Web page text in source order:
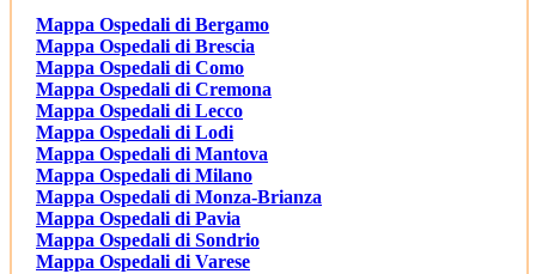
Mappa Ospedali di Bergamo
Mappa Ospedali di Brescia
Mappa Ospedali di Como
Mappa Ospedali di Cremona
Mappa Ospedali di Lecco
Mappa Ospedali di Lodi
Mappa Ospedali di Mantova
Mappa Ospedali di Milano
Mappa Ospedali di Monza-Brianza
Mappa Ospedali di Pavia
Mappa Ospedali di Sondrio
Mappa Ospedali di Varese